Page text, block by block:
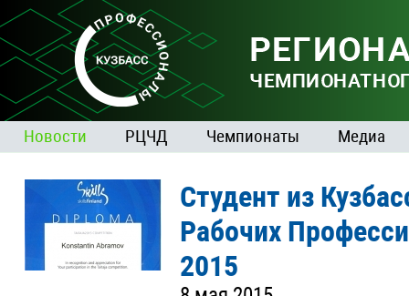
Новости РЦЧД Чемпионаты Медиа
Студент из
Рабочих
2015